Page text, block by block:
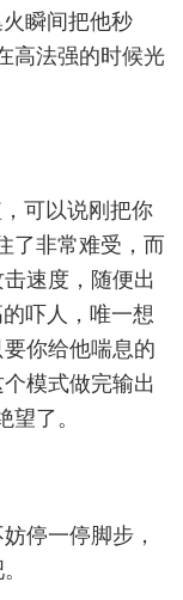
瞬间把他秒
高法强的时候光
可以说刚把你
了非常难受，而
速度，随便出
吓人，唯一想
你给他喘息的
模式做完输出
了。
停一停脚步，